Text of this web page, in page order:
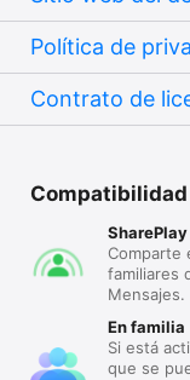
Política de
Contrato de
Compatibilidad
SharePlay
Comparte
familiares
Mensajes.
En familia
Si está
que se